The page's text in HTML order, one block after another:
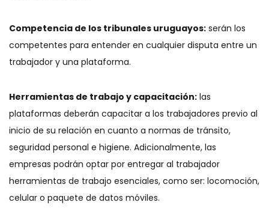
Competencia de los tribunales uruguayos: serán los
competentes para entender en cualquier disputa entre un
trabajador y una plataforma.
Herramientas de trabajo y capacitación: las
plataformas deberán capacitar a los trabajadores previo al
inicio de su relación en cuanto a normas de tránsito,
seguridad personal e higiene. Adicionalmente, las
empresas podrán optar por entregar al trabajador
herramientas de trabajo esenciales, como ser: locomoción,
celular o paquete de datos móviles.